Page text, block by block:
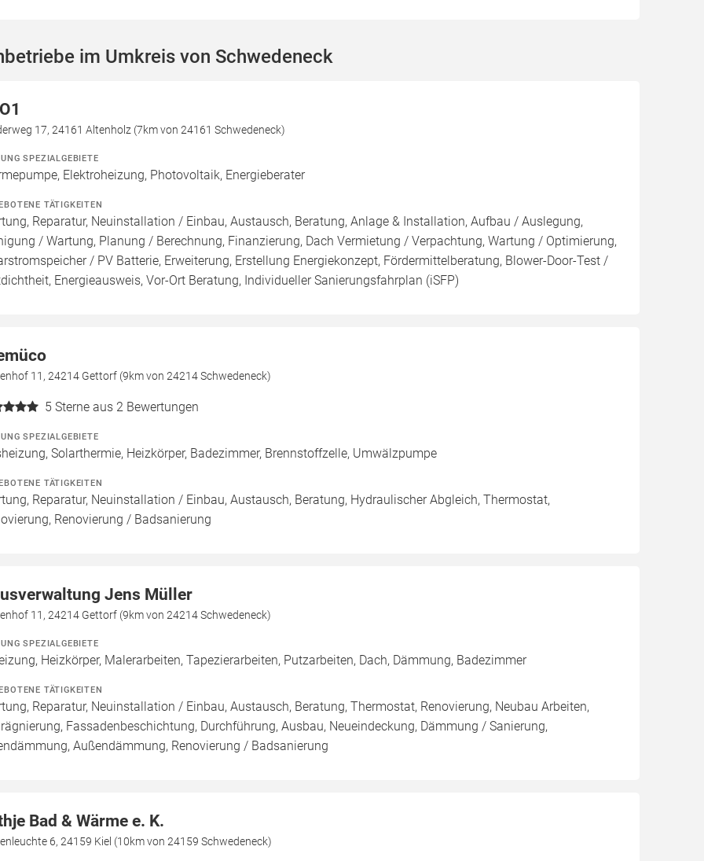
im Umkreis von Schwedeneck
17, 24161 Altenholz (7km von 24161 Schwedeneck)
SPEZIALGEBIETE
Elektroheizung, Photovoltaik, Energieberater
TÄTIGKEITEN
Reparatur, Neuinstallation / Einbau, Austausch, Beratung, Anlage & Installation, Aufbau / Auslegung,
/ Wartung, Planung / Berechnung, Finanzierung, Dach Vermietung / Verpachtung, Wartung / Optimierung,
/ PV Batterie, Erweiterung, Erstellung Energiekonzept, Fördermittelberatung, Blower-Door-Test /
Energieausweis, Vor-Ort Beratung, Individueller Sanierungsfahrplan (iSFP)
11, 24214 Gettorf (9km von 24214 Schwedeneck)
5 Sterne aus 2 Bewertungen
SPEZIALGEBIETE
Solarthermie, Heizkörper, Badezimmer, Brennstoffzelle, Umwälzpumpe
TÄTIGKEITEN
Reparatur, Neuinstallation / Einbau, Austausch, Beratung, Hydraulischer Abgleich, Thermostat,
Renovierung / Badsanierung
Jens Müller
11, 24214 Gettorf (9km von 24214 Schwedeneck)
SPEZIALGEBIETE
Heizkörper, Malerarbeiten, Tapezierarbeiten, Putzarbeiten, Dach, Dämmung, Badezimmer
TÄTIGKEITEN
Reparatur, Neuinstallation / Einbau, Austausch, Beratung, Thermostat, Renovierung, Neubau Arbeiten,
Fassadenbeschichtung, Durchführung, Ausbau, Neueindeckung, Dämmung / Sanierung,
Außendämmung, Renovierung / Badsanierung
Bad & Wärme e. K.
6, 24159 Kiel (10km von 24159 Schwedeneck)